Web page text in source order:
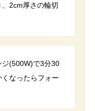
2cm厚さの輪切
(500W)で3分30
なったらフォー